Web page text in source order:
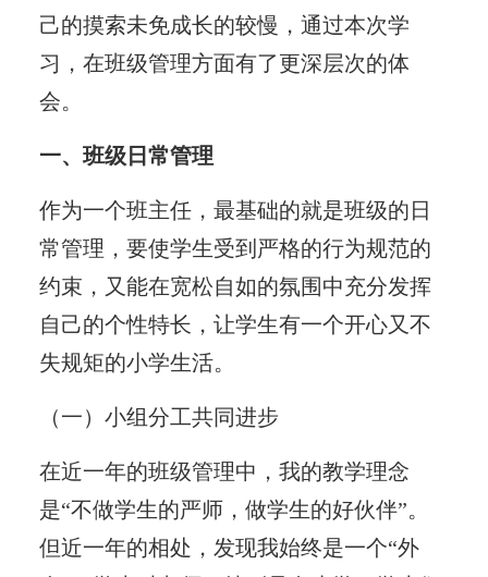
己的摸索未免成长的较慢，通过本次学
习，在班级管理方面有了更深层次的体
会。
一、班级日常管理
作为一个班主任，最基础的就是班级的日
常管理，要使学生受到严格的行为规范的
约束，又能在宽松自如的氛围中充分发挥
自己的个性特长，让学生有一个开心又不
失规矩的小学生活。
（一）小组分工共同进步
在近一年的班级管理中，我的教学理念
是“不做学生的严师，做学生的好伙伴”。
但近一年的相处，发现我始终是一个“外